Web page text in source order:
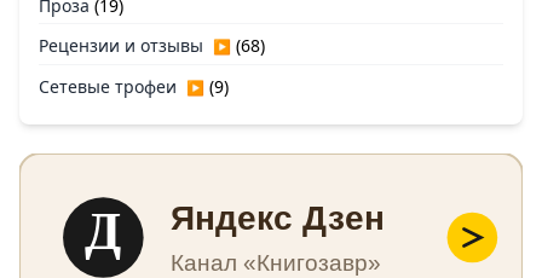
Проза (19)
Рецензии и отзывы ▶ (68)
Сетевые трофеи ▶ (9)
Д Яндекс Дзен
Канал «Книгозавр»